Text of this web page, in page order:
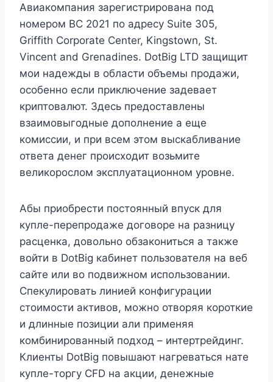
Авиакомпания зарегистрирована под
номером BC 2021 по адресу Suite 305,
Griffith Corporate Center, Kingstown, St.
Vincent and Grenadines. DotBig LTD защищит
мои надежды в области объемы продажи,
особенно если приключение задевает
криптовалют. Здесь предоставлены
взаимовыгодные дополнение а еще
комиссии, и при всем этом выскабливание
ответа денег происходит возьмите
великорослом эксплуатационном уровне.
Абы приобрести постоянный впуск для
купле-перепродаже договоре на разницу
расценка, довольно обзакониться а также
войти в DotBig кабинет пользователя на веб
сайте или во подвижном использовании.
Спекулировать линией конфигурации
стоимости активов, можно отворяя короткие
и длинные позиции али применяя
комбинированный подход – интертрейдинг.
Клиенты DotBig повышают нагреваться нате
купле-торгу CFD на акции, денежные